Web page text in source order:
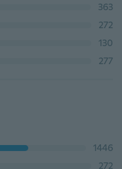
363
272
130
277
1446
272